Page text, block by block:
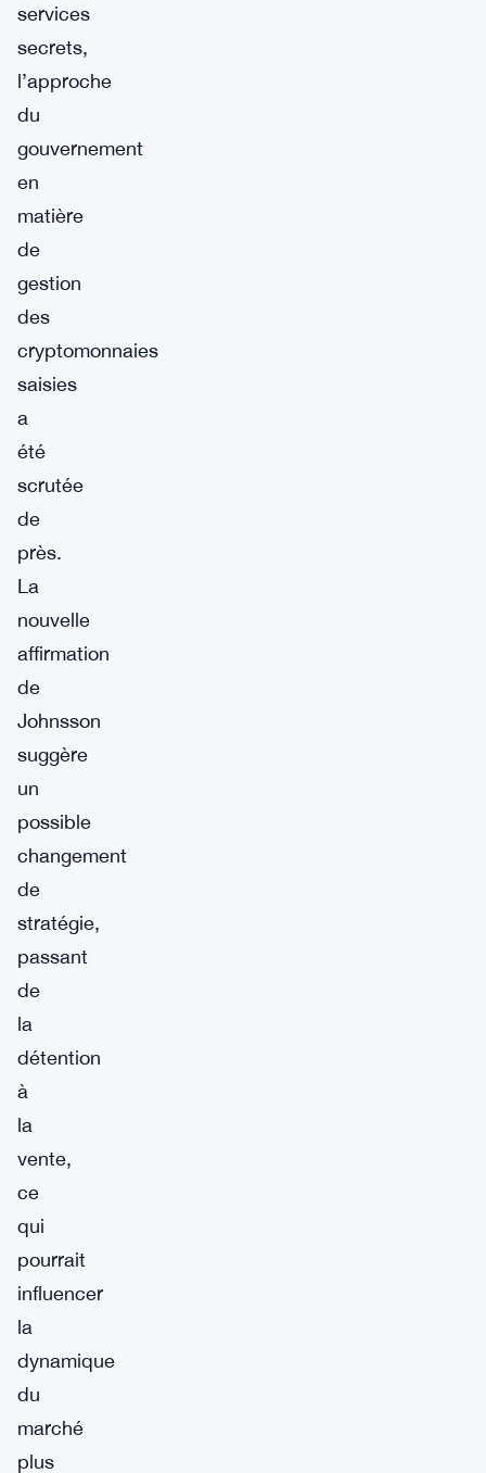
services
secrets,
l’approche
du
gouvernement
en
matière
de
gestion
des
cryptomonnaies
saisies
a
été
scrutée
de
près.
La
nouvelle
affirmation
de
Johnsson
suggère
un
possible
changement
de
stratégie,
passant
de
la
détention
à
la
vente,
ce
qui
pourrait
influencer
la
dynamique
du
marché
plus